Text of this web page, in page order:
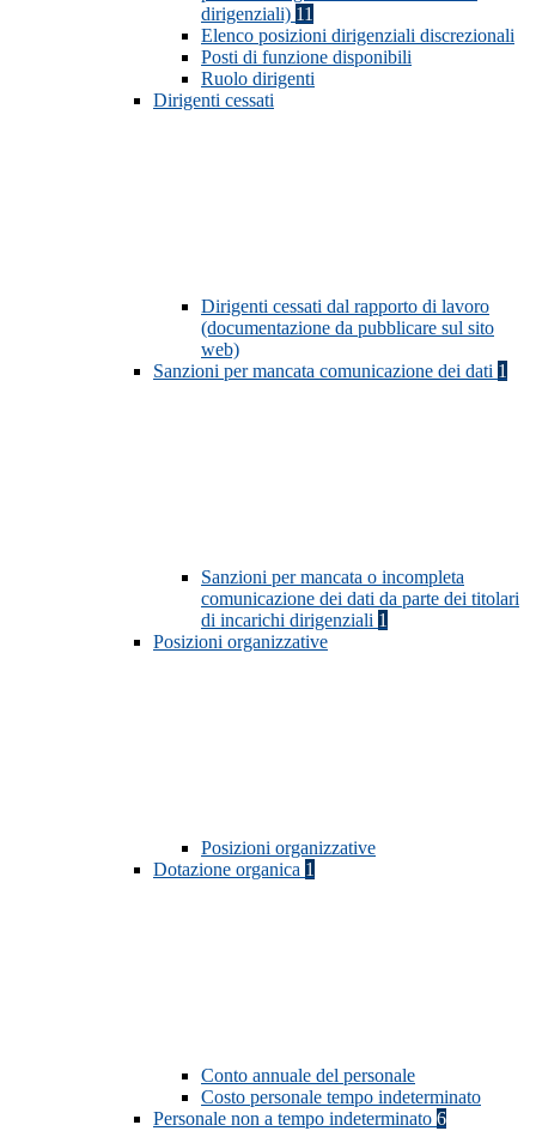
dirigenziali) 11
Elenco posizioni dirigenziali discrezionali
Posti di funzione disponibili
Ruolo dirigenti
Dirigenti cessati
Dirigenti cessati dal rapporto di lavoro
(documentazione da pubblicare sul sito
web)
Sanzioni per mancata comunicazione dei dati 1
Sanzioni per mancata o incompleta
comunicazione dei dati da parte dei titolari
di incarichi dirigenziali 1
Posizioni organizzative
Posizioni organizzative
Dotazione organica 1
Conto annuale del personale
Costo personale tempo indeterminato
Personale non a tempo indeterminato 6